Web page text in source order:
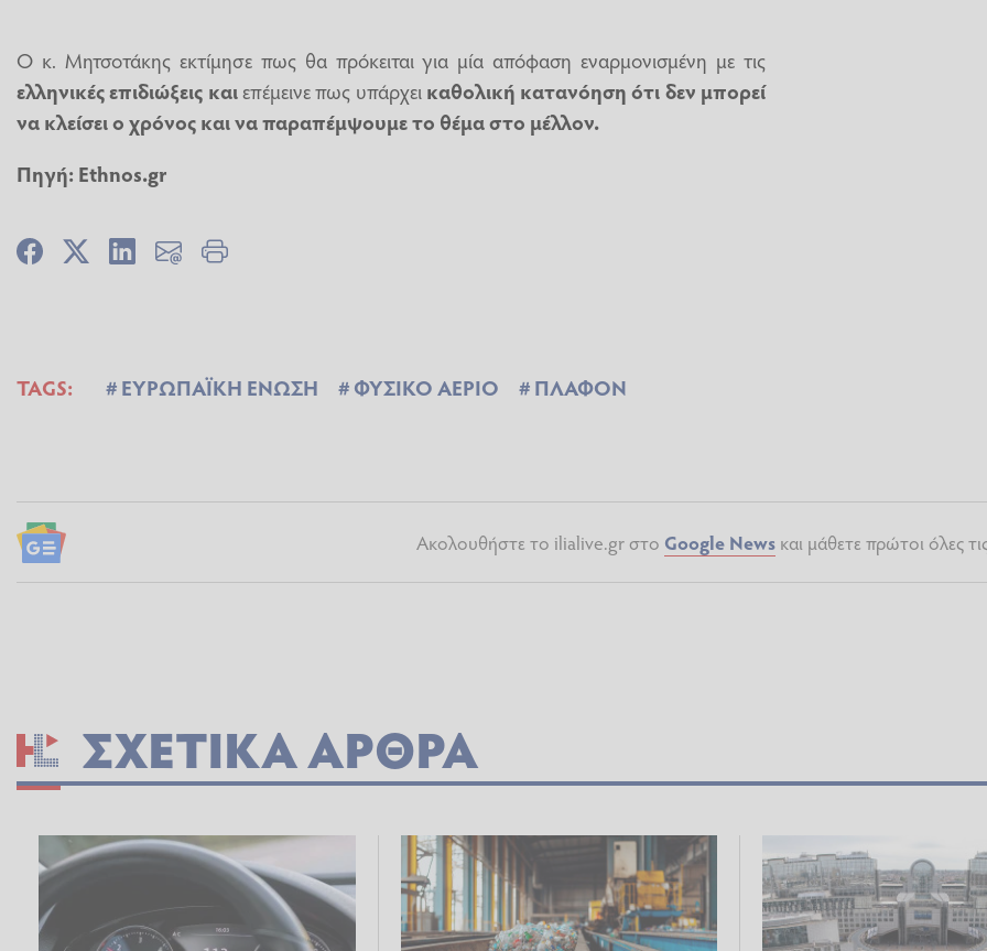
Ο κ. Μητσοτάκης εκτίμησε πως θα πρόκειται για μία απόφαση εναρμονισμένη με τις
ελληνικές επιδιώξεις καιεπέμεινε πως υπάρχει καθολική κατανόηση ότι δεν μπορεί
να κλείσει ο χρόνος και να παραπέμψουμε το θέμα στο μέλλον.
Πηγή: Ethnos.gr
TAGS: ΕΥΡΩΠΑΪΚΗ ΕΝΩΣΗ ΦΥΣΙΚΟ ΑΕΡΙΟ ΠΛΑΦΟΝ
Ακολουθήστε το ilialive.gr στο Google Newsκαι μάθετε πρώτοι όλες
ΣΧΕΤΙΚΆ ΆΡΘΡΑ